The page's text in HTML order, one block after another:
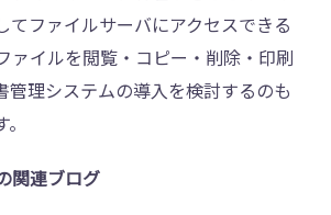
てファイルサーバにアクセスできる
ァイルを閲覧・コピー・削除・印刷
管理システムの導入を検討するのも
関連ブログ